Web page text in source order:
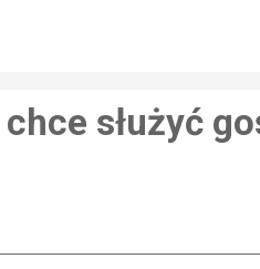
służyć